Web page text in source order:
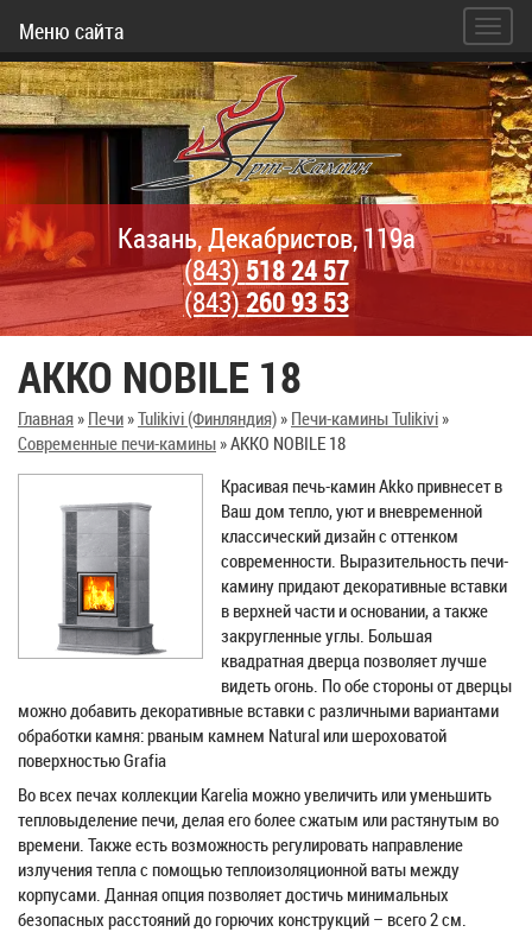
Меню сайта
Казань, Декабристов, 119а
(843)518 24 57
(843)260 93 53
AKKO NOBILE 18
Главная» Печи»Tulikivi (Финляндия)» Печи-камины Tulikivi»
Современные печи-камины»AKKO NOBILE 18
Красивая печь-камин Akko привнесет в
Ваш дом тепло, уют и вневременной
классический дизайн с оттенком
современности. Выразительность печи-
камину придают декоративные вставки
в верхней части и основании, а также
закругленные углы. Большая
квадратная дверца позволяет лучше
видеть огонь. По обе стороны от дверцы
можно добавить декоративные вставки с различными вариантами
обработки камня: рваным камнем Natural или шероховатой
поверхностью Grafia
Во всех печах коллекции Karelia можно увеличить или уменьшить
тепловыделение печи, делая его более сжатым или растянутым во
времени. Также есть возможность регулировать направление
излучения тепла с помощью теплоизоляционной ваты между
корпусами. Данная опция позволяет достичь минимальных
безопасных расстояний до горючих конструкций – всего 2 см.